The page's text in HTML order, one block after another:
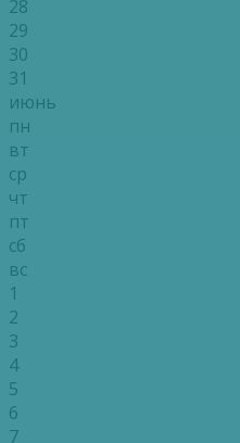
28
29
30
31
июнь
пн
вт
ср
чт
пт
сб
вс
1
2
3
4
5
6
7